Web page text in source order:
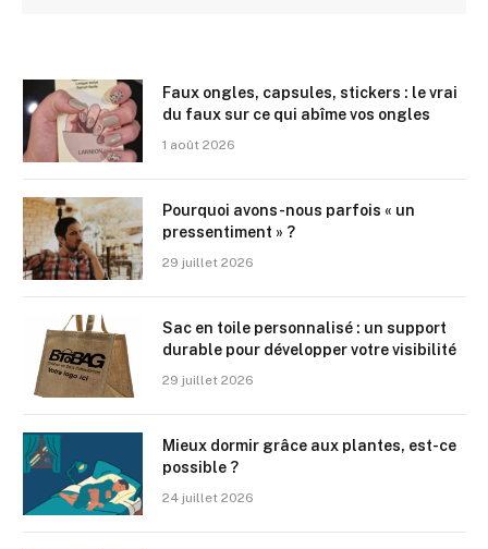
Faux ongles, capsules, stickers : le vrai
du faux sur ce qui abîme vos ongles
1 août 2026
Pourquoi avons-nous parfois « un
pressentiment » ?
29 juillet 2026
Sac en toile personnalisé : un support
durable pour développer votre visibilité
29 juillet 2026
Mieux dormir grâce aux plantes, est-ce
possible ?
24 juillet 2026